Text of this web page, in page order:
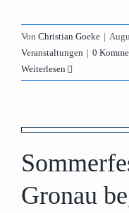
Von Christian Goeke |
Veranstaltungen | 0
Weiterlesen
Gronau